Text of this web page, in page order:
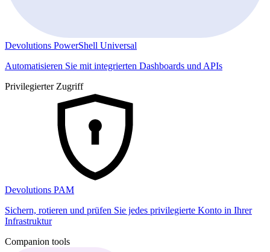
Devolutions PowerShell Universal
Automatisieren Sie mit integrierten Dashboards und APIs
Privilegierter Zugriff
Devolutions PAM
Sichern, rotieren und prüfen Sie jedes privilegierte Konto in Ihrer
Infrastruktur
Companion tools